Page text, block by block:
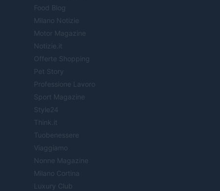
Food Blog
Milano Notizie
Motor Magazine
Notizie.it
Offerte Shopping
Pet Story
Professione Lavoro
Sport Magazine
Style24
Think.it
Tuobenessere
Viaggiamo
Nonne Magazine
Milano Cortina
Luxury Club